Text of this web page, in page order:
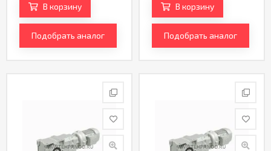
В корзину
Подобрать аналог
В корзину
Подобрать аналог